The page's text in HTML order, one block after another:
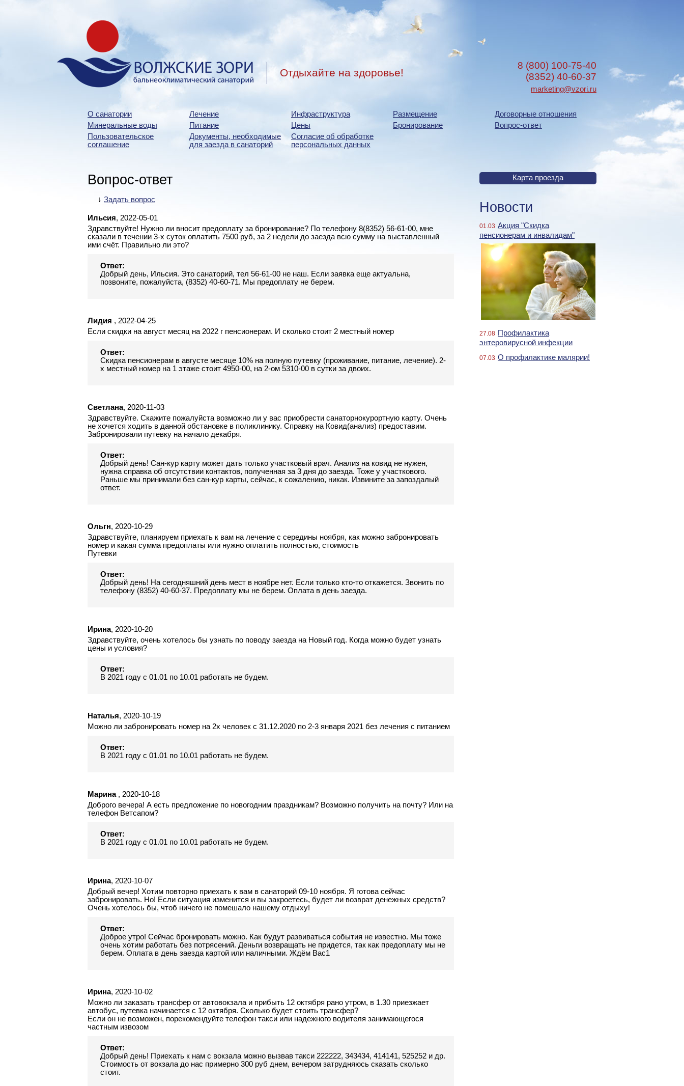
Отдыхайте на здоровье!
8 (800) 100-75-40
(8352) 40-60-37
marketing@vzori.ru
О санатории Лечение Инфраструктура Размещение
Договорные отношения
Минеральные воды
Питание Цены Бронирование
Вопрос-ответ
Пользовательское
соглашение
Документы, необходимые
для заезда в санаторий
Согласие об обработке
персональных данных
Вопрос-ответ
↓ Задать вопрос
Ильсия, 2022-05-01
Здравствуйте! Нужно ли вносит предоплату за бронирование? По телефону 8(8352) 56-61-00, мне
сказали в течении 3-х суток оплатить 7500 руб, за 2 недели до заезда всю сумму на выставленный
ими счёт. Правильно ли это?
Ответ:
Добрый день, Ильсия. Это санаторий, тел 56-61-00 не наш. Если заявка еще актуальна,
позвоните, пожалуйста, (8352) 40-60-71. Мы предоплату не берем.
Лидия , 2022-04-25
Если скидки на август месяц на 2022 г пенсионерам. И сколько стоит 2 местный номер
Ответ:
Скидка пенсионерам в августе месяце 10% на полную путевку (проживание, питание, лечение). 2-
х местный номер на 1 этаже стоит 4950-00, на 2-ом 5310-00 в сутки за двоих.
Светлана, 2020-11-03
Здравствуйте. Скажите пожалуйста возможно ли у вас приобрести санаторнокурортную карту. Очень
не хочется ходить в данной обстановке в поликлинику. Справку на Ковид(анализ) предоставим.
Забронировали путевку на начало декабря.
Ответ:
Добрый день! Сан-кур карту может дать только участковый врач. Анализ на ковид не нужен,
нужна справка об отсутствии контактов, полученная за 3 дня до заезда. Тоже у участкового.
Раньше мы принимали без сан-кур карты, сейчас, к сожалению, никак. Извините за запоздалый
ответ.
Ольгн, 2020-10-29
Здравствуйте, планируем приехать к вам на лечение с середины ноября, как можно забронировать
номер и какая сумма предоплаты или нужно оплатить полностью, стоимость
Путевки
Ответ:
Добрый день! На сегодняшний день мест в ноябре нет. Если только кто-то откажется. Звонить по
телефону (8352) 40-60-37. Предоплату мы не берем. Оплата в день заезда.
Ирина, 2020-10-20
Здравствуйте, очень хотелось бы узнать по поводу заезда на Новый год. Когда можно будет узнать
цены и условия?
Ответ:
В 2021 году с 01.01 по 10.01 работать не будем.
Наталья, 2020-10-19
Можно ли забронировать номер на 2х человек с 31.12.2020 по 2-3 января 2021 без лечения с питанием
Ответ:
В 2021 году с 01.01 по 10.01 работать не будем.
Марина , 2020-10-18
Доброго вечера! А есть предложение по новогодним праздникам? Возможно получить на почту? Или на
телефон Ветсапом?
Ответ:
В 2021 году с 01.01 по 10.01 работать не будем.
Ирина, 2020-10-07
Добрый вечер! Хотим повторно приехать к вам в санаторий 09-10 ноября. Я готова сейчас
забронировать. Но! Если ситуация изменится и вы закроетесь, будет ли возврат денежных средств?
Очень хотелось бы, чтоб ничего не помешало нашему отдыху!
Ответ:
Доброе утро! Сейчас бронировать можно. Как будут развиваться события не известно. Мы тоже
очень хотим работать без потрясений. Деньги возвращать не придется, так как предоплату мы не
берем. Оплата в день заезда картой или наличными. Ждём Вас1
Ирина, 2020-10-02
Можно ли заказать трансфер от автовокзала и прибыть 12 октября рано утром, в 1.30 приезжает
автобус, путевка начинается с 12 октября. Сколько будет стоить трансфер?
Если он не возможен, порекомендуйте телефон такси или надежного водителя занимающегося
частным извозом
Ответ:
Добрый день! Приехать к нам с вокзала можно вызвав такси 222222, 343434, 414141, 525252 и др.
Стоимость от вокзала до нас примерно 300 руб днем, вечером затрудняюсь сказать сколько
стоит.
Карта проезда
Новости
01.03 Акция "Скидка
пенсионерам и инвалидам"
27.08 Профилактика
энтеровирусной инфекции
07.03 О профилактике малярии!